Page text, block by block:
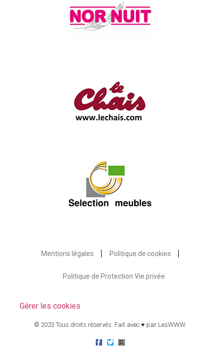
Mentions légales Politique de cookies
Politique de Protection Vie privée
Gérer les cookies
© 2023 Tous droits réservés. Fait avec ♥ par LesWWW.